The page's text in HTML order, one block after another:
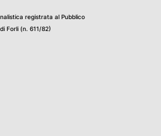
registrata al Pubblico
Forli (n. 611/82)